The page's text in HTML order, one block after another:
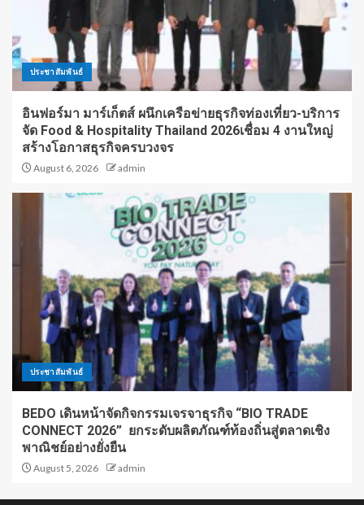
ประชาสัมพันธ์
อินฟอร์มา มาร์เก็ตส์ ผนึกเครือข่ายธุรกิจท่องเที่ยว-บริการ
จัด Food & Hospitality Thailand 2026เชื่อม 4 งานใหญ่
สร้างโอกาสธุรกิจครบวงจร
August 6, 2026 admin
ประชาสัมพันธ์
BEDO เดินหน้าจัดกิจกรรมเจรจาธุรกิจ “BIO TRADE
CONNECT 2026” ยกระดับผลิตภัณฑ์ท้องถิ่นสู่ตลาดเชิง
พาณิชย์อย่างยั่งยืน
August 5, 2026 admin